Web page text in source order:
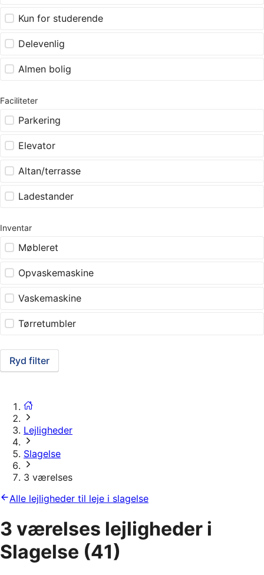
Kun for studerende
Delevenlig
Almen bolig
Faciliteter
Parkering
Elevator
Altan/terrasse
Ladestander
Inventar
Møbleret
Opvaskemaskine
Vaskemaskine
Tørretumbler
Ryd filter
Lejligheder
Slagelse
3 værelses
Alle lejligheder til leje i slagelse
3 værelses lejligheder i
Slagelse (41)